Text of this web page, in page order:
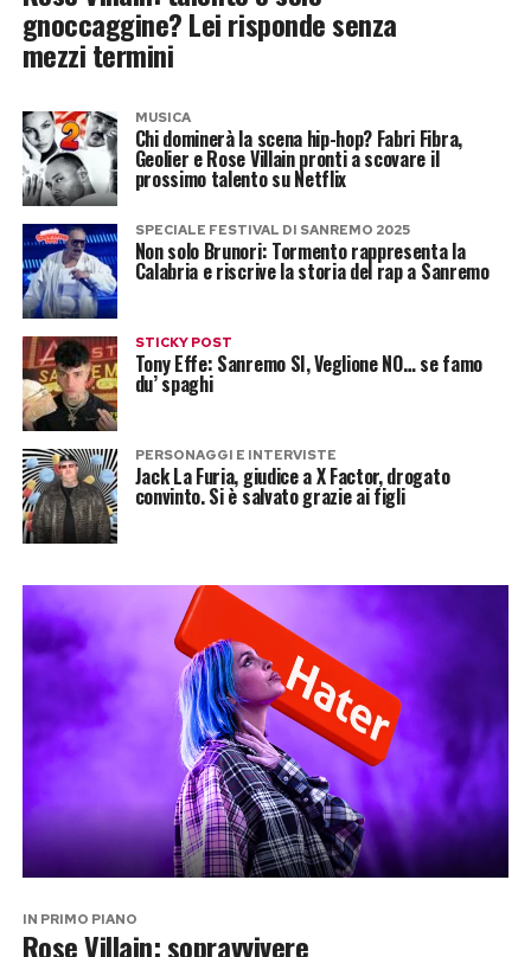
gnoccaggine? Lei risponde senza
mezzi termini
MUSICA
Chi dominerà la scena hip-hop? Fabri Fibra,
Geolier e Rose Villain pronti a scovare il
prossimo talento su Netflix
SPECIALE FESTIVAL DI SANREMO 2025
Non solo Brunori: Tormento rappresenta la
Calabria e riscrive la storia del rap a Sanremo
STICKY POST
Tony Effe: Sanremo SI, Veglione NO… se famo
du’ spaghi
PERSONAGGI E INTERVISTE
Jack La Furia, giudice a X Factor, drogato
convinto. Si è salvato grazie ai figli
IN PRIMO PIANO
Rose Villain: sopravvivere